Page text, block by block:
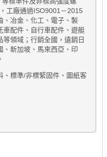
工廠通過ISO9001－2015
、冶金、化工、電子、製
車配件、自行車配件、遊艇
領域；行銷全國，遠銷日
、新加坡、馬來西亞、印
、標準/非標緊固件、圖紙客